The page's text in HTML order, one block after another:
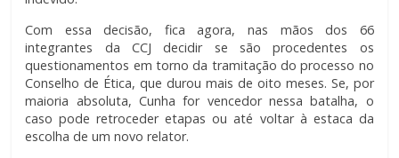
Com essa decisão, fica agora, nas mãos dos 66
integrantes da CCJ decidir se são procedentes os
questionamentos em torno da tramitação do processo no
Conselho de Ética, que durou mais de oito meses. Se, por
maioria absoluta, Cunha for vencedor nessa batalha, o
caso pode retroceder etapas ou até voltar à estaca da
escolha de um novo relator.